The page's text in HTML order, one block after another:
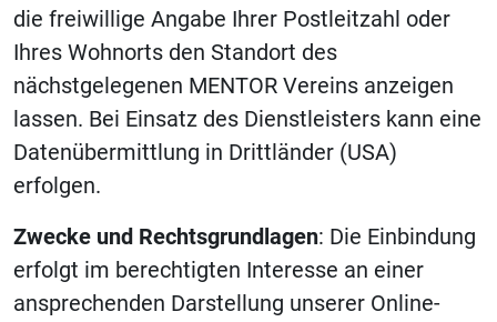
die freiwillige Angabe Ihrer Postleitzahl oder
Ihres Wohnorts den Standort des
nächstgelegenen MENTOR Vereins anzeigen
lassen. Bei Einsatz des Dienstleisters kann eine
Datenübermittlung in Drittländer (USA)
erfolgen.
Zwecke und Rechtsgrundlagen: Die Einbindung
erfolgt im berechtigten Interesse an einer
ansprechenden Darstellung unserer Online-